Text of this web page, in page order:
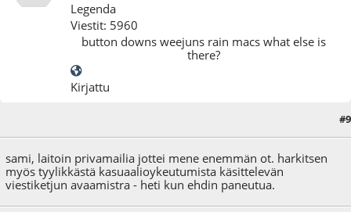
Legenda
Viestit: 5960
button downs weejuns rain macs what else is
there?
Kirjattu
#9
sami, laitoin privamailia jottei mene enemmän ot. harkitsen
myös tyylikkästä kasuaalioykeutumista käsittelevän
viestiketjun avaamistra - heti kun ehdin paneutua.